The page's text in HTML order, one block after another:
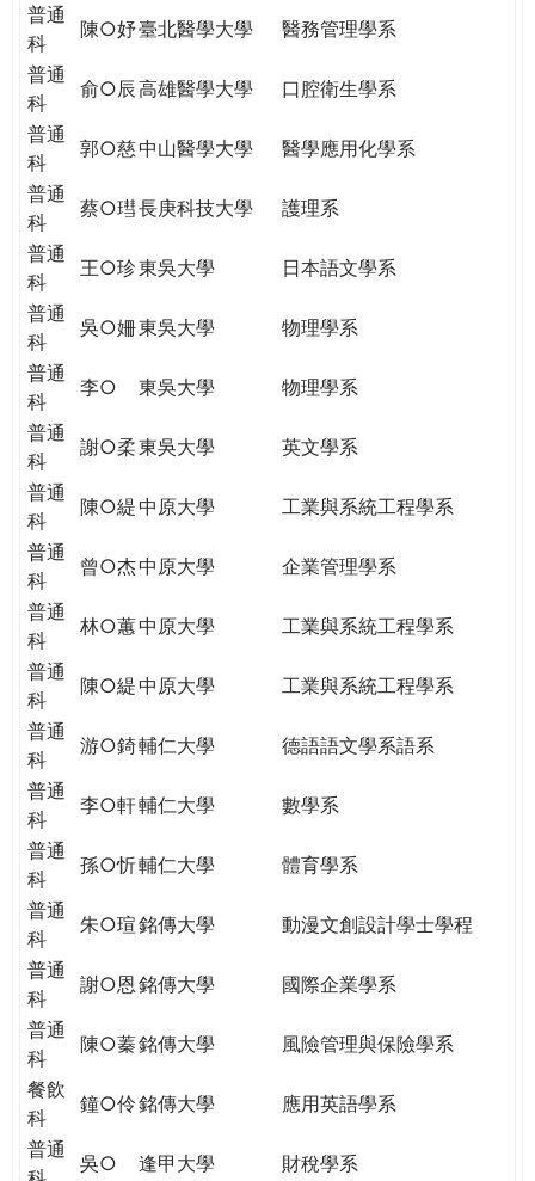
普通
科
陳○妤臺北醫學大學
醫務管理學系
普通
科
俞○辰高雄醫學大學
口腔衛生學系
普通
科
郭○慈中山醫學大學
醫學應用化學系
普通
科
蔡○㻰長庚科技大學
護理系
普通
科
王○珍東吳大學
日本語文學系
普通
科
吳○姍東吳大學
物理學系
普通
科
李○ 東吳大學
物理學系
普通
科
謝○柔東吳大學
英文學系
普通
科
陳○緹中原大學
工業與系統工程學系
普通
科
曾○杰中原大學
企業管理學系
普通
科
林○蕙中原大學
工業與系統工程學系
普通
科
陳○緹中原大學
工業與系統工程學系
普通
科
游○錡輔仁大學
德語語文學系語系
普通
科
李○軒輔仁大學
數學系
普通
科
孫○忻輔仁大學
體育學系
普通
科
朱○瑄銘傳大學
動漫文創設計學士學程
普通
科
謝○恩 銘傳大學
國際企業學系
普通
科
陳○蓁銘傳大學
風險管理與保險學系
餐飲
科
鐘○伶銘傳大學
應用英語學系
普通
吳○ 逢甲大學 財稅學系